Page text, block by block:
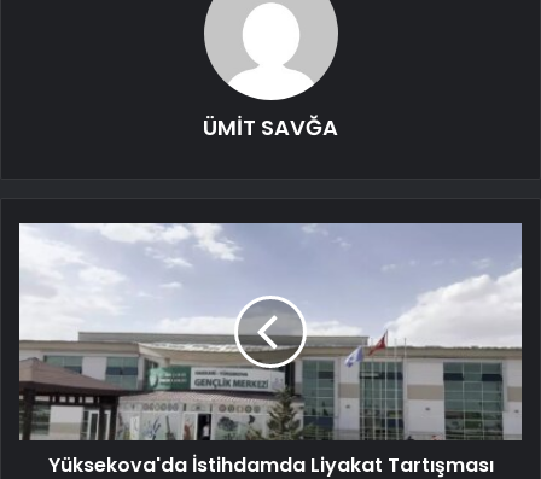
ÜMİT SAVĞA
Yüksekova'da İstihdamda Liyakat Tartışması